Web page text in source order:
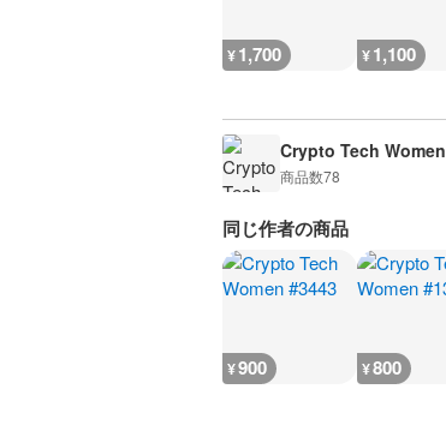
¥1,700 ¥1,100
Crypto Tech Women
商品数78
同じ作者の商品
¥900 ¥800